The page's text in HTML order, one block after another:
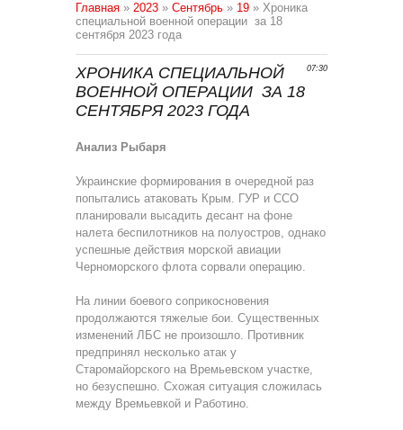
Главная » 2023 » Сентябрь » 19 » Хроника
специальной военной операции за 18
сентября 2023 года
07:30
ХРОНИКА СПЕЦИАЛЬНОЙ
ВОЕННОЙ ОПЕРАЦИИ ЗА 18
СЕНТЯБРЯ 2023 ГОДА
Анализ Рыбаря
Украинские формирования в очередной раз
попытались атаковать Крым. ГУР и ССО
планировали высадить десант на фоне
налета беспилотников на полуостров, однако
успешные действия морской авиации
Черноморского флота сорвали операцию.
На линии боевого соприкосновения
продолжаются тяжелые бои. Существенных
изменений ЛБС не произошло. Противник
предпринял несколько атак у
Старомайорского на Времьевском участке,
но безуспешно. Схожая ситуация сложилась
между Времьевкой и Работино.